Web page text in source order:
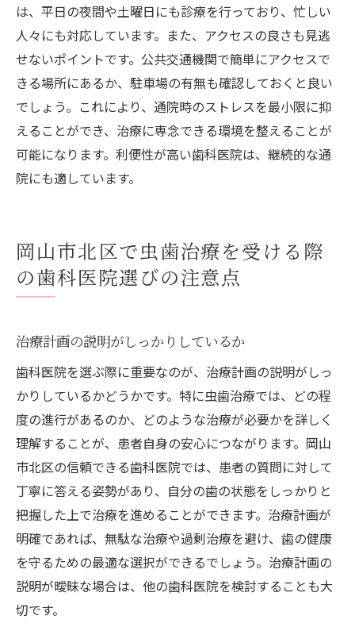
は、平日の夜間や土曜日にも診療を行っており、忙しい
人々にも対応しています。また、アクセスの良さも見逃
せないポイントです。公共交通機関で簡単にアクセスで
きる場所にあるか、駐車場の有無も確認しておくと良い
でしょう。これにより、通院時のストレスを最小限に抑
えることができ、治療に専念できる環境を整えることが
可能になります。利便性が高い歯科医院は、継続的な通
院にも適しています。
岡山市北区で虫歯治療を受ける際
の歯科医院選びの注意点
治療計画の説明がしっかりしているか
歯科医院を選ぶ際に重要なのが、治療計画の説明がしっ
かりしているかどうかです。特に虫歯治療では、どの程
度の進行があるのか、どのような治療が必要かを詳しく
理解することが、患者自身の安心につながります。岡山
市北区の信頼できる歯科医院では、患者の質問に対して
丁寧に答える姿勢があり、自分の歯の状態をしっかりと
把握した上で治療を進めることができます。治療計画が
明確であれば、無駄な治療や過剰治療を避け、歯の健康
を守るための最適な選択ができるでしょう。治療計画の
説明が曖昧な場合は、他の歯科医院を検討することも大
切です。